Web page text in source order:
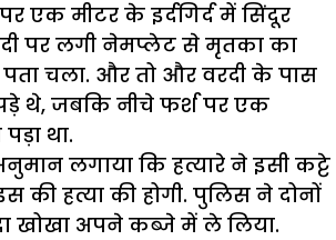
एक मीटर के इर्दगिर्द में सिंदूर
पर लगी नेमप्लेट से मृतका का
पता चला. और तो और वरदी के पास
थे, जबकि नीचे फर्श पर एक
था.
लगाया कि हत्यारे ने इसी कट्टे
की हत्या की होगी. पुलिस ने दोनों
खोखा अपने कब्जे में ले लिया.